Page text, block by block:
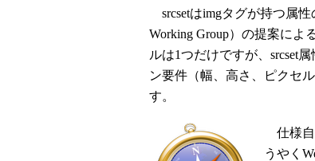
srcsetはimgタグが持つ属性
Working Group）の提案によ
ルは1つだけですが、srcset
ン要件（幅、高さ、ピクセ
す。
仕様自
うやく